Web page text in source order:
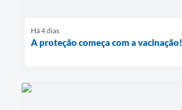
Há 4 dias
A proteção começa com a vacinação!